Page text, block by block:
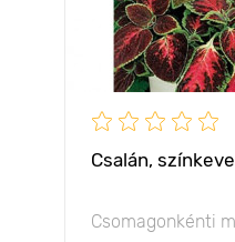
Csalán,
Csomagonkénti